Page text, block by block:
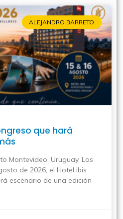
ALEJANDRO BARRETO
que hará
Montevideo, Uruguay. Los
de 2026, el Hotel ibis
escenario de una edición